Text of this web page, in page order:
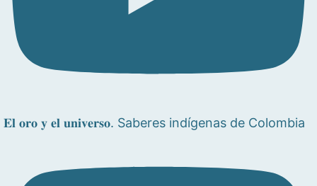
𝐄𝐥 𝐨𝐫𝐨 𝐲 𝐞𝐥 𝐮𝐧𝐢𝐯𝐞𝐫𝐬𝐨. Saberes indígenas de Colombia